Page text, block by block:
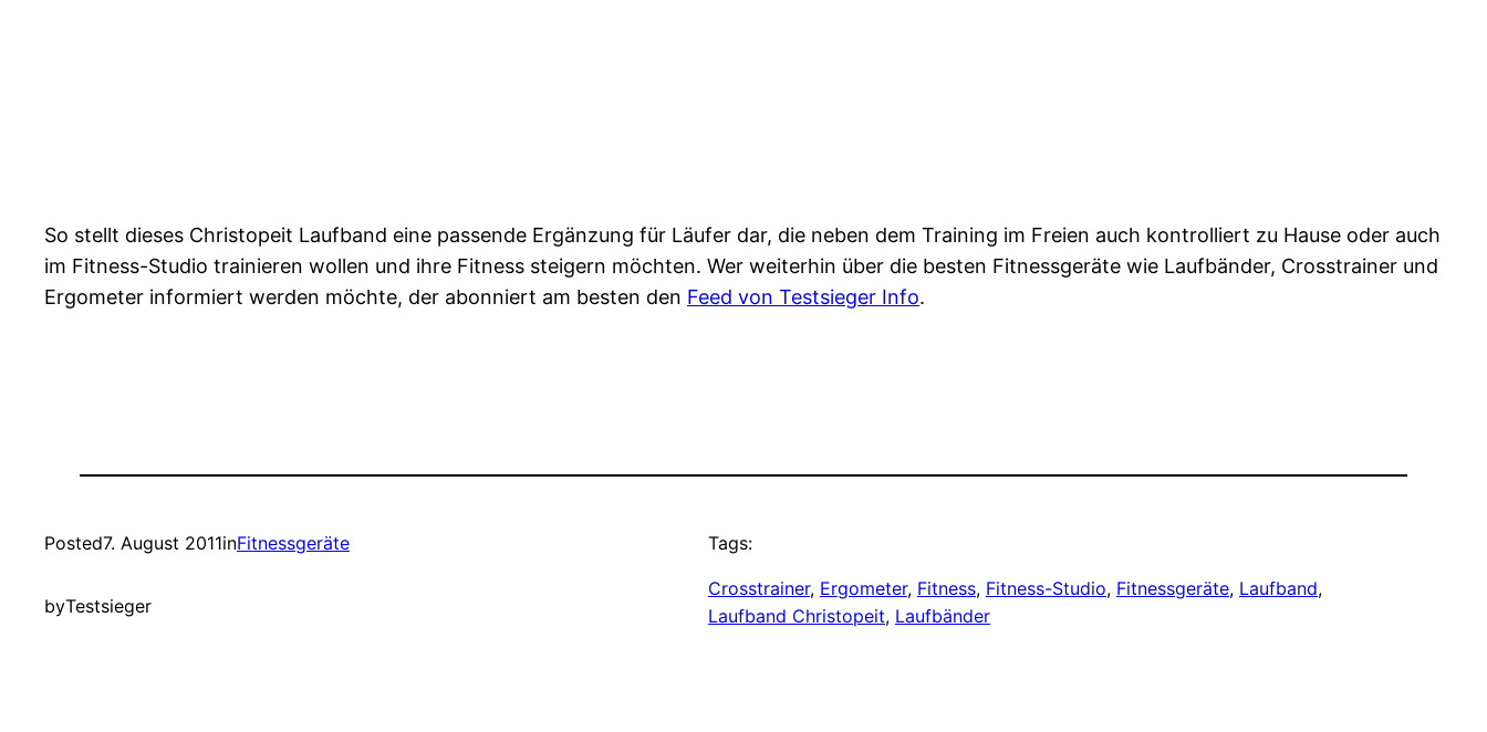
So stellt dieses Christopeit Laufband eine passende Ergänzung für Läufer dar, die neben dem Training im Freien auch kontrolliert zu Hause oder auch
im Fitness-Studio trainieren wollen und ihre Fitness steigern möchten. Wer weiterhin über die besten Fitnessgeräte wie Laufbänder, Crosstrainer und
Ergometer informiert werden möchte, der abonniert am besten den Feed von Testsieger Info.
Posted7. August 2011inFitnessgeräte
byTestsieger
Tags:
Crosstrainer, Ergometer, Fitness, Fitness-Studio, Fitnessgeräte, Laufband
Laufband Christopeit, Laufbänder